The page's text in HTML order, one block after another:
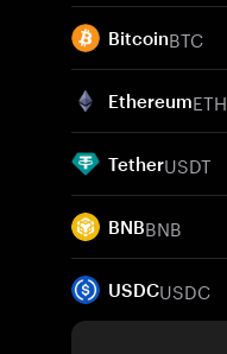
BitcoinBTC
EthereumETH
TetherUSDT
BNBBNB
USDCUSDC